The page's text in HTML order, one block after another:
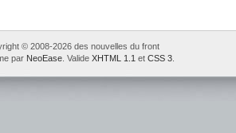
© 2008-2026 des nouvelles du front
par NeoEase . Valide XHTML 1.1 et CSS 3